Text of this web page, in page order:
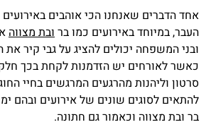
אחד הדברים שאנחנו הכי אוהבים
העבר, במיוחד באירועים כמו ברובת מצווה
ובני המשפחה יכולים להציג על גבי קיר את
כאשר לאורחים יש הזדמנות לקחת בכך
סרטון וליהנות מהרגעים המרגשים בחיי
להתאים לסוגים שונים של אירועים ובהם
בר ובת מצווה וכאמור גם חתונה.